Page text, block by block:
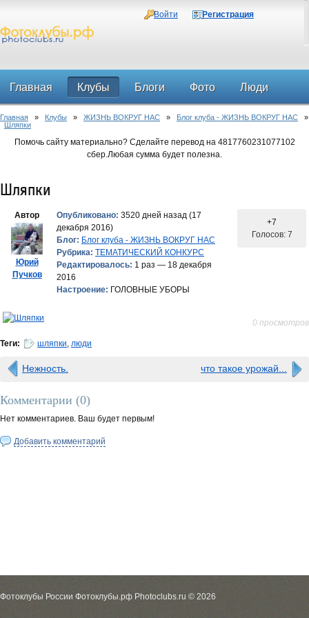
Войти Регистрация
Главная Клубы Блоги Фото Люди
Форум
Главная » Клубы » ЖИЗНЬ ВОКРУГ НАС » Блог клуба - ЖИЗНЬ ВОКРУГ НАС »
Шляпки
Помочь сайту материально? Сделайте перевод на 4817760231077102
сбер.Любая сумма будет полезна.
Шляпки
Автор
Юрий
Пучков
Опубликовано: 3520 дней назад (17
декабря 2016)
Блог: Блог клуба - ЖИЗНЬ ВОКРУГ НАС
Рубрика: ТЕМАТИЧЕСКИЙ КОНКУРС
Редактировалось: 1 раз — 18 декабря
2016
Настроение: ГОЛОВНЫЕ УБОРЫ
+7
Голосов: 7
0 просмотров
Теги: шляпки, люди
Нежность. что такое урожай...
Комментарии (0)
Нет комментариев. Ваш будет первым!
Добавить комментарий
Фотоклубы России Фотоклубы.рф Photoclubs.ru © 2026